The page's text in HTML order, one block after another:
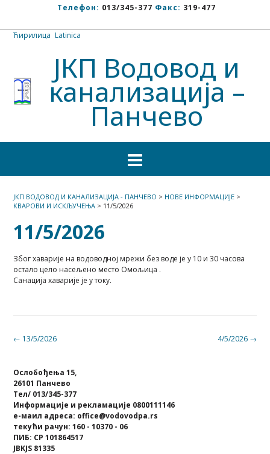
Телефон: 013/345-377 Факс: 319-477
Ћирилица Latinica
ЈКП Водовод и
канализација –
Панчево
ЈКП ВОДОВОД И КАНАЛИЗАЦИЈА - ПАНЧЕВО > НОВЕ ИНФОРМАЦИЈЕ >
КВАРОВИ И ИСКЉУЧЕЊА > 11/5/2026
11/5/2026
Због хаварије на водоводној мрежи без воде је у 10 и 30 часова
остало цело насељено место Омољица .
Санација хаварије је у току.
Post 4/5/2026 →
← 13/5/2026
Ослобођења 15,
26101 Панчево
Тел/ 013/345-377
Информације и рекламације 0800111146
е-маил адреса: office@vodovodpa.rs
текући рачун: 160 - 10370 - 06
ПИБ: СР 101864517
JBKJS 81335